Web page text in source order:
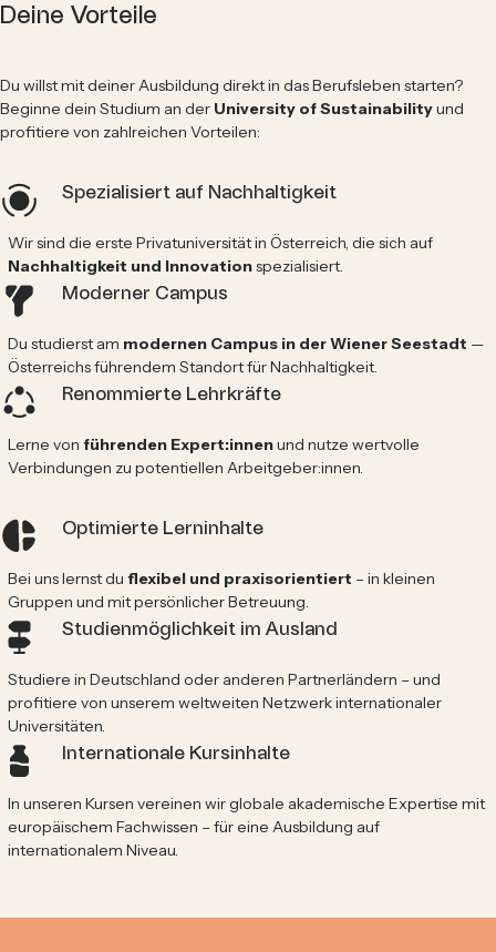
Deine Vorteile
Du willst mit deiner Ausbildung direkt in das Berufsleben starten?
Beginne dein Studium an der University of Sustainabilityund
profitiere von zahlreichen Vorteilen:
Spezialisiert auf Nachhaltigkeit
Wir sind die erste Privatuniversität in Österreich, die sich auf
Nachhaltigkeit und Innovationspezialisiert.
Moderner Campus
Du studierst am modernen Campus in der Wiener Seestadt —
Österreichs führendem Standort für Nachhaltigkeit.
Renommierte Lehrkräfte
Lerne von führenden Expert:innenund nutze wertvolle
Verbindungen zu potentiellen Arbeitgeber:innen.
Optimierte Lerninhalte
Bei uns lernst du flexibel und praxisorientiert – in kleinen
Gruppen und mit persönlicher Betreuung.
Studienmöglichkeit im Ausland
Studiere in Deutschland oder anderen Partnerländern – und
profitiere von unserem weltweiten Netzwerk internationaler
Universitäten.
Internationale Kursinhalte
In unseren Kursen vereinen wir globale akademische Expertise mit
europäischem Fachwissen – für eine Ausbildung auf
internationalem Niveau.